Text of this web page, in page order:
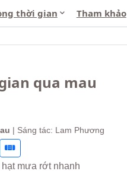
thời gian Tham khảo
qua mau
| Sáng tác: Lam Phương
hạt mưa rớt nhanh